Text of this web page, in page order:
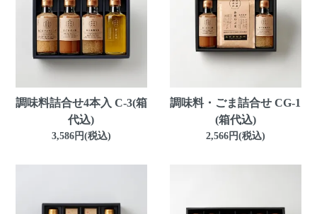
調味料詰合せ4本入 C-3(箱
代込)
3,586円(税込)
調味料・ごま詰合せ CG-1
(箱代込)
2,566円(税込)